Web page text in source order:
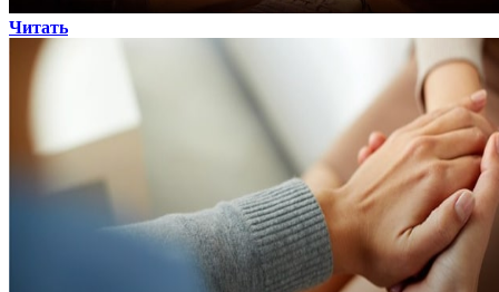
Читать